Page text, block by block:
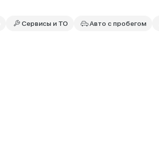
Сервисы и ТО Авто с пробегом